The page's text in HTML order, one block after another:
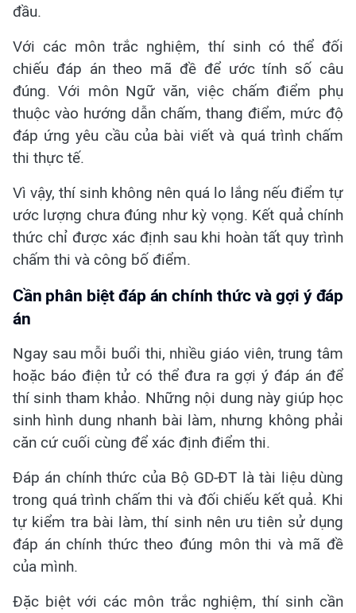
đầu.
Với các môn trắc nghiệm, thí sinh có thể đối
chiếu đáp án theo mã đề để ước tính số câu
đúng. Với môn Ngữ văn, việc chấm điểm phụ
thuộc vào hướng dẫn chấm, thang điểm, mức độ
đáp ứng yêu cầu của bài viết và quá trình chấm
thi thực tế.
Vì vậy, thí sinh không nên quá lo lắng nếu điểm tự
ước lượng chưa đúng như kỳ vọng. Kết quả chính
thức chỉ được xác định sau khi hoàn tất quy trình
chấm thi và công bố điểm.
Cần phân biệt đáp án chính thức và gợi ý đáp
án
Ngay sau mỗi buổi thi, nhiều giáo viên, trung tâm
hoặc báo điện tử có thể đưa ra gợi ý đáp án để
thí sinh tham khảo. Những nội dung này giúp học
sinh hình dung nhanh bài làm, nhưng không phải
căn cứ cuối cùng để xác định điểm thi.
Đáp án chính thức của Bộ GD-ĐT là tài liệu dùng
trong quá trình chấm thi và đối chiếu kết quả. Khi
tự kiểm tra bài làm, thí sinh nên ưu tiên sử dụng
đáp án chính thức theo đúng môn thi và mã đề
của mình.
Đặc biệt với các môn trắc nghiệm, thí sinh cần